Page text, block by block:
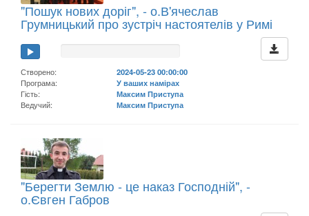
"Пошук нових доріг", - о.В'ячеслав
Грумницький про зустріч настоятелів у Римі
Створено:
2024-05-23 00:00:00
Програма:
У ваших намірах
Гість:
Максим Приступа
Ведучий:
Максим Приступа
"Берегти Землю - це наказ Господній", -
о.Євген Габров